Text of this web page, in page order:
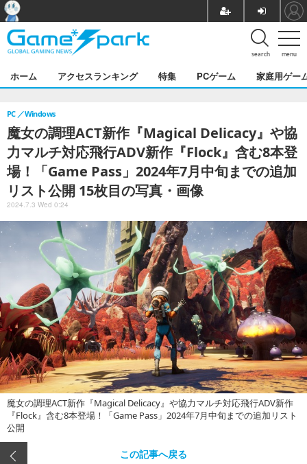
menu
search
ホーム アクセスランキング 特集 PCゲーム 家庭用ゲー
魔女の調理ACT新作『Magical Delicacy』や協
力マルチ対応飛行ADV新作『Flock』含む8本登
場！「Game Pass」2024年7月中旬までの追加
リスト公開 15枚目の写真・画像
PC Windows
2024.7.3 Wed 0:24
魔女の調理ACT新作『Magical Delicacy』や協力マルチ対応飛行ADV新作
『Flock』含む8本登場！「Game Pass」2024年7月中旬までの追加リスト
公開
この記事へ戻る